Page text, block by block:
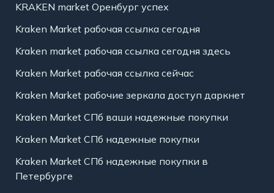
KRAKEN market Оренбург успех
Kraken Market рабочая ссылка сегодня
Kraken market рабочая ссылка сегодня здесь
Kraken Market рабочая ссылка сейчас
Kraken Market рабочие зеркала доступ даркнет
Kraken Market СПб ваши надежные покупки
Kraken Market СПб надежные покупки
Kraken Market СПб надежные покупки в
Петербурге